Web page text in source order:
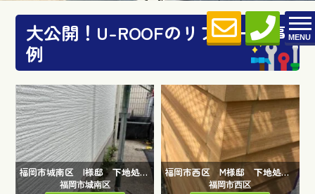
MENU
大公開！U-ROOFのリフォーム事
例
福岡市城南区 I様邸 下地処理工事
福岡市城南区
福岡市西区 M様邸 下地処理工事（木部）
福岡市西区